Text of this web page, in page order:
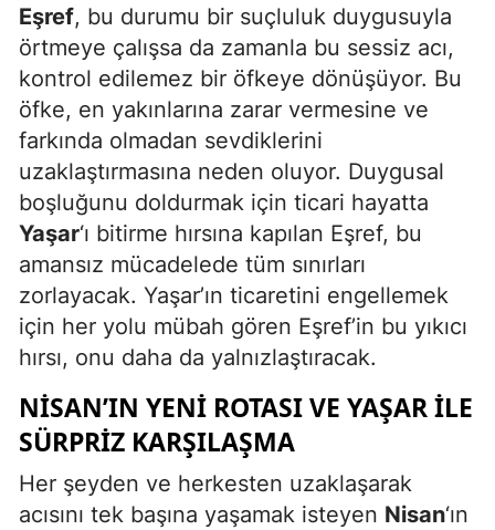
Eşref, bu durumu bir suçluluk duygusuyla
örtmeye çalışsa da zamanla bu sessiz acı,
kontrol edilemez bir öfkeye dönüşüyor. Bu
öfke, en yakınlarına zarar vermesine ve
farkında olmadan sevdiklerini
uzaklaştırmasına neden oluyor. Duygusal
boşluğunu doldurmak için ticari hayatta
Yaşar‘ı bitirme hırsına kapılan Eşref, bu
amansız mücadelede tüm sınırları
zorlayacak. Yaşar’ın ticaretini engellemek
için her yolu mübah gören Eşref’in bu yıkıcı
hırsı, onu daha da yalnızlaştıracak.
NISAN’IN YENI ROTASI VE YAŞAR ILE
SÜRPRIZ KARŞILAŞMA
Her şeyden ve herkesten uzaklaşarak
acısını tek başına yaşamak isteyen Nisan‘ın